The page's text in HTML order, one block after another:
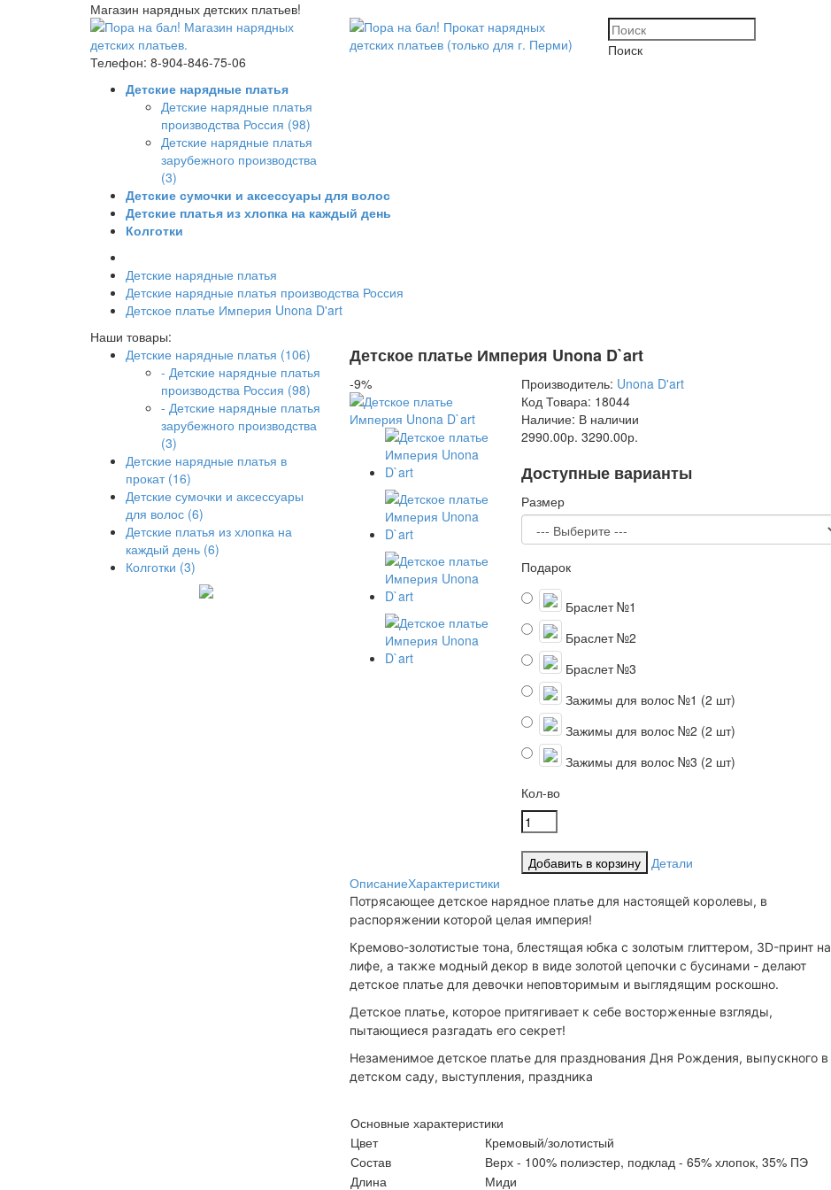
Магазин нарядных детских платьев!
Телефон: 8-904-846-75-06
Поиск
Детские нарядные платья
Детские нарядные платья
производства Россия (98)
Детские нарядные платья
зарубежного производства
(3)
Детские сумочки и аксессуары для волос
Детские платья из хлопка на каждый день
Колготки
Детские нарядные платья
Детские нарядные платья производства Россия
Детское платье Империя Unona D'art
Наши товары:
Детские нарядные платья (106)
- Детские нарядные платья
производства Россия (98)
- Детские нарядные платья
зарубежного производства
(3)
Детские нарядные платья в
прокат (16)
Детские сумочки и аксессуары
для волос (6)
Детские платья из хлопка на
каждый день (6)
Колготки (3)
Детское платье Империя Unona D`art
-9% Производитель: Unona D'art
Код Товара: 18044
Наличие: В наличии
2990.00р. 3290.00р.
Доступные варианты
Размер
Подарок
Браслет №1
Браслет №2
Браслет №3
Зажимы для волос №1 (2 шт)
Зажимы для волос №2 (2 шт)
Зажимы для волос №3 (2 шт)
Кол-во
Детали
ОписаниеХарактеристики
Потрясающее детское нарядное платье для настоящей королевы, в
распоряжении которой целая империя!
Кремово-золотистые тона, блестящая юбка с золотым глиттером, 3D-принт на
лифе, а также модный декор в виде золотой цепочки с бусинами - делают
детское платье для девочки неповторимым и выглядящим роскошно.
Детское платье, которое притягивает к себе восторженные взгляды,
пытающиеся разгадать его секрет!
Незаменимое детское платье для празднования Дня Рождения, выпускного в
детском саду, выступления, праздника
Основные характеристики
Цвет
Кремовый/золотистый
Состав
Верх - 100% полиэстер, подклад - 65% хлопок, 35% ПЭ
Длина
Миди